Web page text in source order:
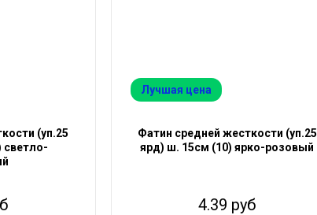
(уп.25
светло-
Лучшая цена
Фатин средней жесткости (уп.25
ярд) ш. 15см (10) ярко-розовый
4.39 руб